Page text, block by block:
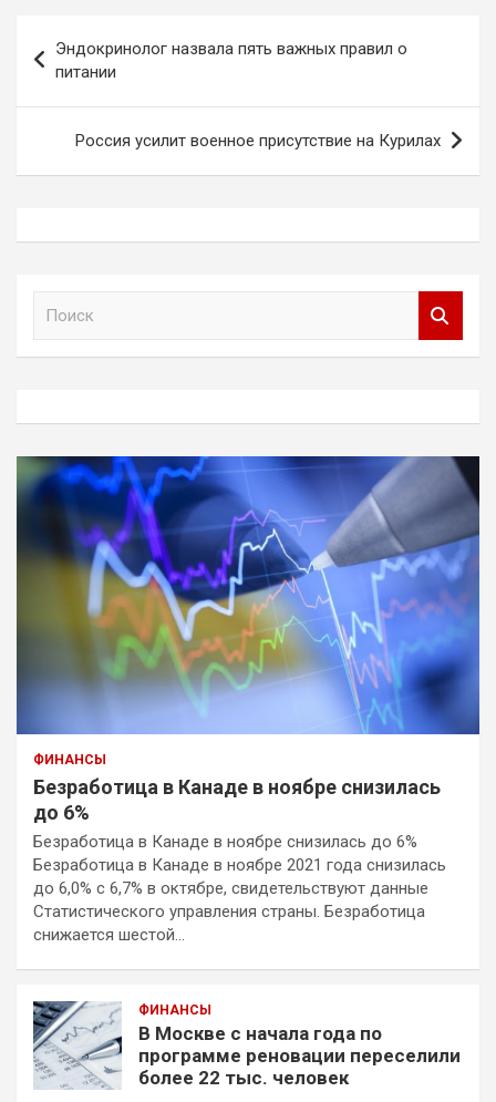
по
записям
Эндокринолог назвала пять важных правил о
питании
Россия усилит военное присутствие на Курилах
ФИНАНСЫ
Безработица в Канаде в ноябре снизилась
до 6%
Безработица в Канаде в ноябре снизилась до 6%
Безработица в Канаде в ноябре 2021 года снизилась
до 6,0% с 6,7% в октябре, свидетельствуют данные
Статистического управления страны. Безработица
снижается шестой…
ФИНАНСЫ
В Москве с начала года по
программе реновации переселили
более 22 тыс. человек